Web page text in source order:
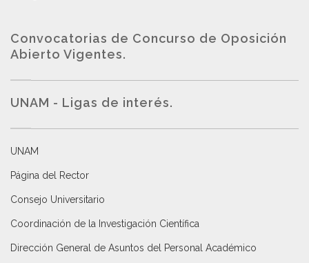
Convocatorias de Concurso de Oposición
Abierto Vigentes.
UNAM - Ligas de interés.
UNAM
Página del Rector
Consejo Universitario
Coordinación de la Investigación Científica
Dirección General de Asuntos del Personal Académico